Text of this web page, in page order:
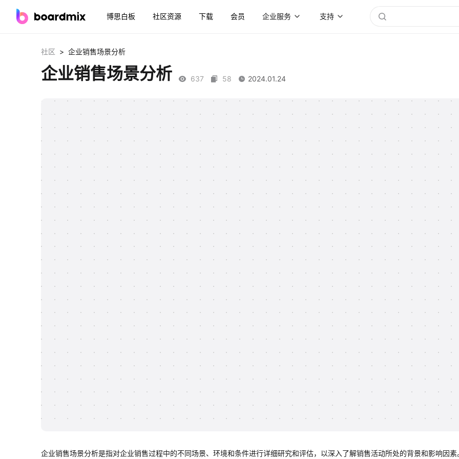
博思白板 社区资源 下载 会员 企业服务 支持
社区 > 企业销售场景分析
企业销售场景分析 637 58 2024.01.24
企业销售场景分析是指对企业销售过程中的不同场景、环境和条件进行详细研究和评估，以深入了解销售活动所处的背景和影响因素